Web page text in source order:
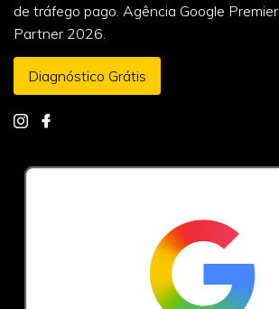
de tráfego pago. Agência Google Premier
Partner 2026.
Diagnóstico Grátis